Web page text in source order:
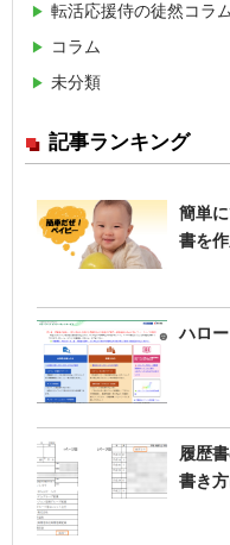
転活応援侍の徒然コラム
コラム
未分類
記事ランキング
簡単
書を
ハロ
履歴
書き